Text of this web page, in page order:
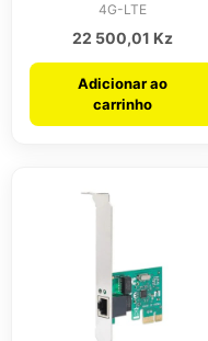
4G-LTE
22 500,01 Kz
Adicionar ao
carrinho